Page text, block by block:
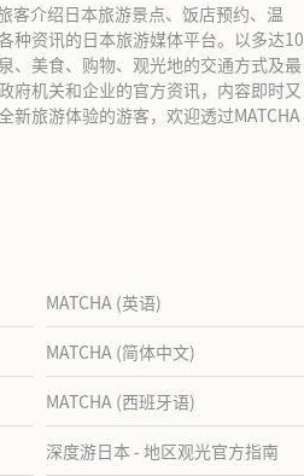
客介绍日本旅游景点、饭店预约、温
种资讯的日本旅游媒体平台。以多达10
、美食、购物、观光地的交通方式及最
府机关和企业的官方资讯，内容即时又
新旅游体验的游客，欢迎透过MATCHA
MATCHA (英语)
MATCHA (简体中文)
MATCHA (西班牙语)
深度游日本 - 地区观光官方指南